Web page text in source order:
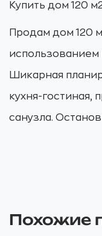
Купить дом 120
Продам дом 120
использованием
Шикарная
кухня-гостиная,
санузла.
Похожие